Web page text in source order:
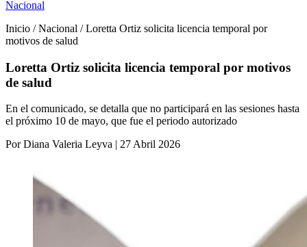
Nacional
Inicio / Nacional / Loretta Ortiz solicita licencia temporal por
motivos de salud
Loretta Ortiz solicita licencia temporal por motivos
de salud
En el comunicado, se detalla que no participará en las sesiones hasta
el próximo 10 de mayo, que fue el periodo autorizado
Por Diana Valeria Leyva | 27 Abril 2026